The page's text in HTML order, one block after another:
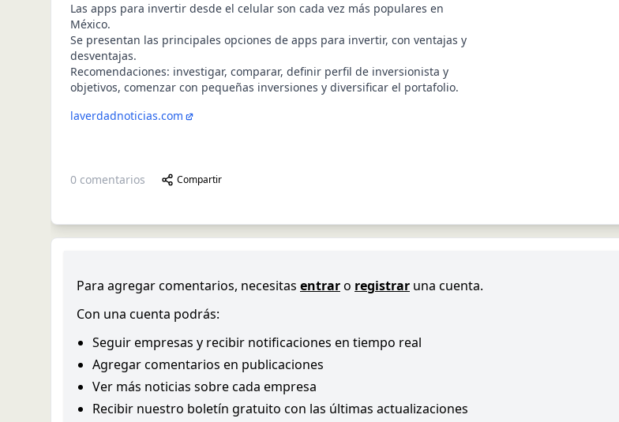
Las apps para invertir desde el celular son cada vez más populares en
México.
Se presentan las principales opciones de apps para invertir, con ventajas y
desventajas.
Recomendaciones: investigar, comparar, definir perfil de inversionista y
objetivos, comenzar con pequeñas inversiones y diversificar el portafolio.
laverdadnoticias.com
0 comentarios Compartir
Para agregar comentarios, necesitas entraro registrar una cuenta.
Con una cuenta podrás:
Seguir empresas y recibir notificaciones en tiempo real
Agregar comentarios en publicaciones
Ver más noticias sobre cada empresa
Recibir nuestro boletín gratuito con las últimas actualizaciones